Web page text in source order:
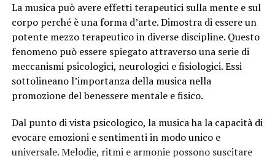
La musica può avere effetti terapeutici sulla mente e sul
corpo perché è una forma d’arte. Dimostra di essere un
potente mezzo terapeutico in diverse discipline. Questo
fenomeno può essere spiegato attraverso una serie di
meccanismi psicologici, neurologici e fisiologici. Essi
sottolineano l’importanza della musica nella
promozione del benessere mentale e fisico.
Dal punto di vista psicologico, la musica ha la capacità di
evocare emozioni e sentimenti in modo unico e
universale. Melodie, ritmi e armonie possono suscitare